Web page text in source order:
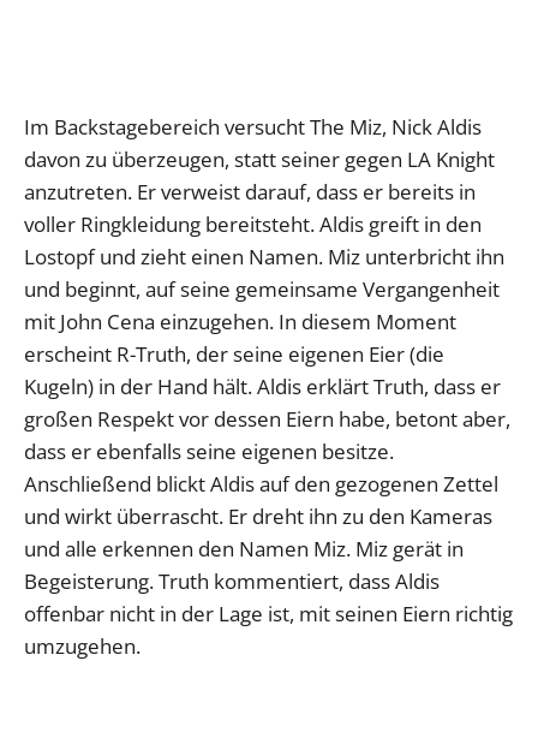
Im Backstagebereich versucht The Miz, Nick Aldis
davon zu überzeugen, statt seiner gegen LA Knight
anzutreten. Er verweist darauf, dass er bereits in
voller Ringkleidung bereitsteht. Aldis greift in den
Lostopf und zieht einen Namen. Miz unterbricht ihn
und beginnt, auf seine gemeinsame Vergangenheit
mit John Cena einzugehen. In diesem Moment
erscheint R-Truth, der seine eigenen Eier (die
Kugeln) in der Hand hält. Aldis erklärt Truth, dass er
großen Respekt vor dessen Eiern habe, betont aber,
dass er ebenfalls seine eigenen besitze.
Anschließend blickt Aldis auf den gezogenen Zettel
und wirkt überrascht. Er dreht ihn zu den Kameras
und alle erkennen den Namen Miz. Miz gerät in
Begeisterung. Truth kommentiert, dass Aldis
offenbar nicht in der Lage ist, mit seinen Eiern richtig
umzugehen.